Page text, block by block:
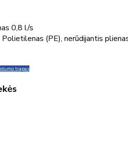
0,8 l/s
Polietilenas (PE), nerūdijantis
trapas